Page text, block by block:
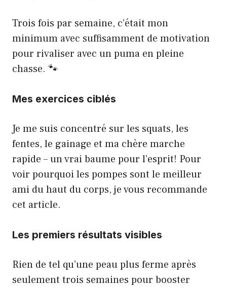
Trois fois par semaine, c’était mon
minimum avec suffisamment de motivation
pour rivaliser avec un puma en pleine
chasse. 🐾
Mes exercices ciblés
Je me suis concentré sur les squats, les
fentes, le gainage et ma chère marche
rapide – un vrai baume pour l’esprit! Pour
voir pourquoi les pompes sont le meilleur
ami du haut du corps, je vous recommande
cet article.
Les premiers résultats visibles
Rien de tel qu’une peau plus ferme après
seulement trois semaines pour booster